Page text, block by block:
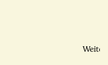
Weiter